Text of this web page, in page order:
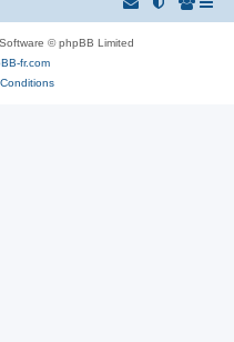
© phpBB Limited
fr.com
Conditions